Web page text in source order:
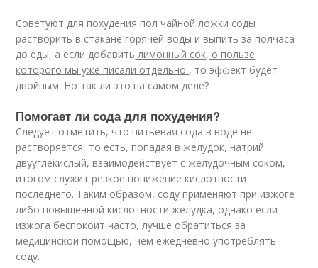
Советуют для похудения пол чайной ложки соды
растворить в стакане горячей воды и выпить за полчаса
до еды, а если добавить лимонный сок, о пользе
которого мы уже писали отдельно , то эффект будет
двойным. Но так ли это на самом деле?
Помогает ли сода для похудения?
Следует отметить, что питьевая сода в воде не
растворяется, то есть, попадая в желудок, натрий
двууглекислый, взаимодействует с желудочным соком,
итогом служит резкое понижение кислотности
последнего. Таким образом, соду применяют при изжоге
либо повышенной кислотности желудка, однако если
изжога беспокоит часто, лучше обратиться за
медицинской помощью, чем ежедневно употреблять
соду.